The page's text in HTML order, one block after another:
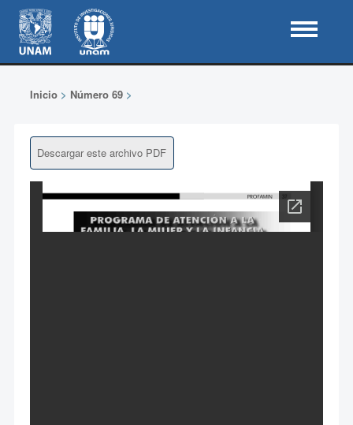
Inicio> Número 69>
Descargar este archivo PDF